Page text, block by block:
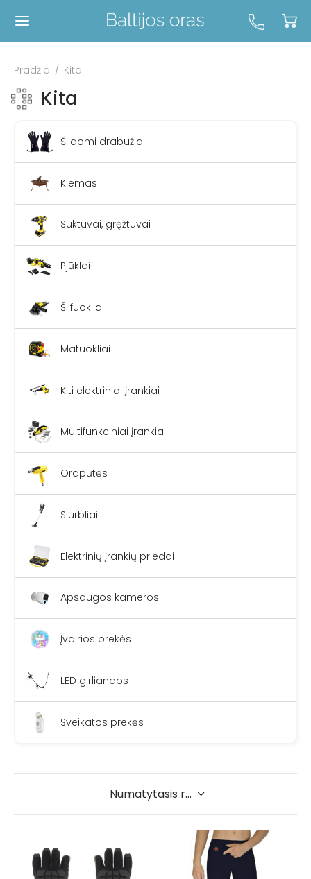
Pradžia / Kita
Kita
Šildomi drabužiai
Kiemas
Suktuvai, gręžtuvai
Pjūklai
Šlifuokliai
Matuokliai
Kiti elektriniai įrankiai
Multifunkciniai įrankiai
Orapūtės
Siurbliai
Elektrinių įrankių priedai
Apsaugos kameros
Įvairios prekės
LED girliandos
Sveikatos prekės